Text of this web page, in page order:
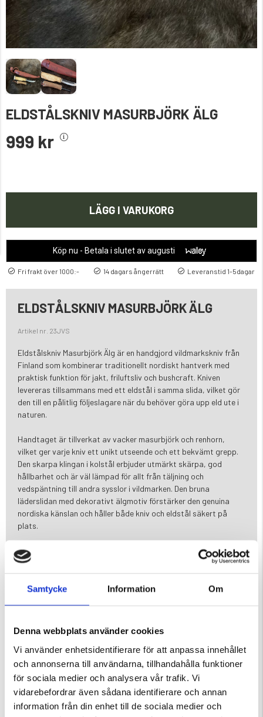
Samtycke Information Om
Denna webbplats använder cookies
Vi använder enhetsidentifierare för att anpassa innehållet
och annonserna till användarna, tillhandahålla funktioner
för sociala medier och analysera vår trafik. Vi
vidarebefordrar även sådana identifierare och annan
information från din enhet till de sociala medier och
ELDSTÅLSKNIV MASURBJÖRK ÄLG
999 kr
LÄGG I VARUKORG
Köp nu - Betala i slutet av augusti
Fri frakt över 1000:- 14 dagars ångerrätt Leveranstid 1-5dagar
ELDSTÅLSKNIV MASURBJÖRK ÄLG
Artikel nr. 23JVS
Eldstålskniv Masurbjörk Älg är en handgjord vildmarkskniv från
Finland som kombinerar traditionellt nordiskt hantverk med
praktisk funktion för jakt, friluftsliv och bushcraft. Kniven
levereras tillsammans med ett eldstål i samma slida, vilket gör
den till en pålitlig följeslagare när du behöver göra upp eld ute i
naturen.
Handtaget är tillverkat av vacker masurbjörk och renhorn,
vilket ger varje kniv ett unikt utseende och ett bekvämt grepp.
Den skarpa klingan i kolstål erbjuder utmärkt skärpa, god
hållbarhet och är väl lämpad för allt från täljning och
vedspäntning till andra sysslor i vildmarken. Den bruna
läderslidan med dekorativt älgmotiv förstärker den genuina
nordiska känslan och håller både kniv och eldstål säkert på
plats.
Egenskaper
Handgjord i Finland
Handtag i masurbjörk och renhorn
Total längd: 20 cm
Vikt: 194 gram
Brun läderslida med älgmotiv
Tillverkad av naturliga material med unika variationer
Perfekt för jakt, bushcraft, friluftsliv och överlevnad